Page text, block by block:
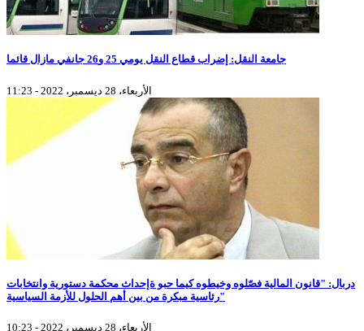
جامعة النقل: إضراب قطاع النقل يومي 25 و26 جانفي مازال قائما
الأربعاء، 28 ديسمبر، 2022 - 11:23
دربال: "قانون المالية فصّلوه وخيطوه كيما حبو ةإحداث محكمة دستورية وانتخابات
رئاسية مبكرة من بين أهم الحلول للأزمة السياسية"
الأربعاء، 28 ديسمبر، 2022 - 10:23